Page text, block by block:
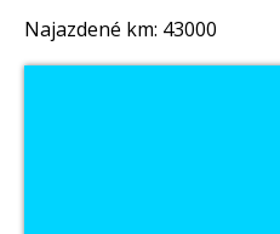
Najazdené km: 43000